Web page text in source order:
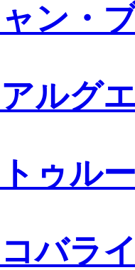
ン・
ルグ
ゥル
バラ